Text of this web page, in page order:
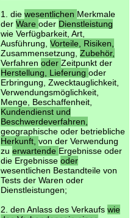
1. die wesentlichen Merkmale
der Ware oder Dienstleistung
wie Verfügbarkeit, Art,
Ausführung, Vorteile, Risiken,
Zusammensetzung, Zubehör,
Verfahren oder Zeitpunkt der
Herstellung, Lieferung oder
Erbringung, Zwecktauglichkeit,
Verwendungsmöglichkeit,
Menge, Beschaffenheit,
Kundendienst und
Beschwerdeverfahren,
geographische oder betriebliche
Herkunft, von der Verwendung
zu erwartende Ergebnisse oder
die Ergebnisse oder
wesentlichen Bestandteile von
Tests der Waren oder
Dienstleistungen;
2. den Anlass des Verkaufs wie